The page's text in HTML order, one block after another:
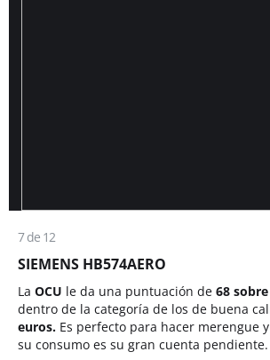
7 de 12
SIEMENS HB574AERO
La OCU le da una puntuación de 68
dentro de la categoría de los de buena
euros. Es perfecto para hacer merengue
su consumo es su gran cuenta pendiente.